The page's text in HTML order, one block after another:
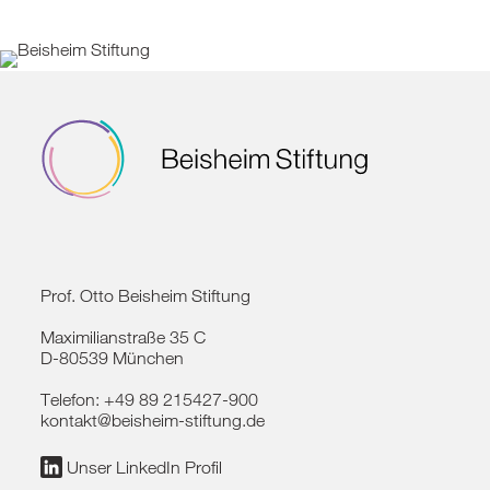
Prof. Otto Beisheim Stiftung
Maximilianstraße 35 C
D-80539 München
Telefon:+49 89 215427-900
kontakt@beisheim-stiftung.de
Unser LinkedIn Profil